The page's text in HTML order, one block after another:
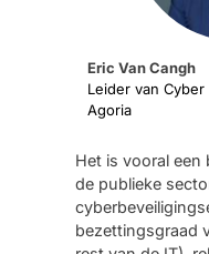
Eric Van Cangh
Leider van
Agoria
Het is vooral een
de publieke
bezettingsgraad